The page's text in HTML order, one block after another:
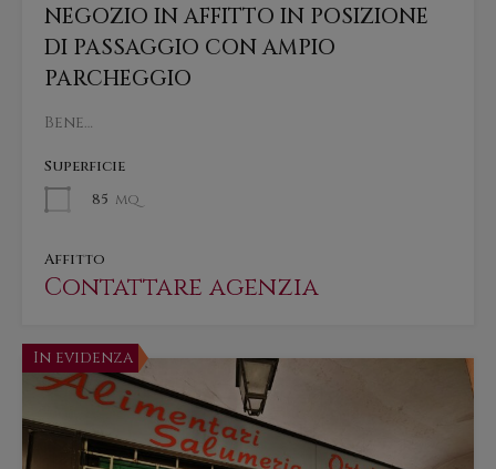
NEGOZIO IN AFFITTO IN POSIZIONE
DI PASSAGGIO CON AMPIO
PARCHEGGIO
Bene…
Superficie
85 mq
Affitto
Contattare agenzia
In evidenza